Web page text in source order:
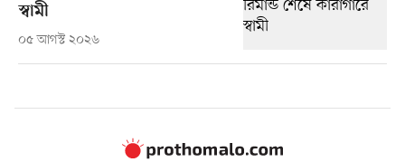
স্বামী
০৫ আগস্ট ২০২৬